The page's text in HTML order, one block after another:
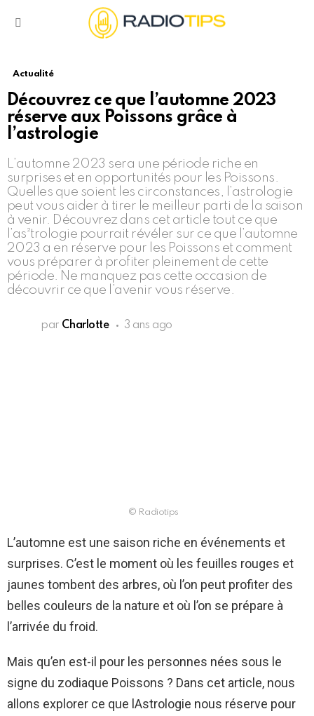
Actualité
Découvrez ce que l’automne 2023
réserve aux Poissons grâce à
l’astrologie
L’automne 2023 sera une période riche en
surprises et en opportunités pour les Poissons.
Quelles que soient les circonstances, l’astrologie
peut vous aider à tirer le meilleur parti de la saison
à venir. Découvrez dans cet article tout ce que
l’as²trologie pourrait révéler sur ce que l’automne
2023 a en réserve pour les Poissons et comment
vous préparer à profiter pleinement de cette
période. Ne manquez pas cette occasion de
découvrir ce que l’avenir vous réserve.
par Charlotte 3 ans ago
© Radiotips
L’automne est une saison riche en événements et
surprises. C’est le moment où les feuilles rouges et
jaunes tombent des arbres, où l’on peut profiter des
belles couleurs de la nature et où l’on se prépare à
l’arrivée du froid.
Mais qu’en est-il pour les personnes nées sous le
signe du zodiaque Poissons ? Dans cet article, nous
allons explorer ce que lAstrologie nous réserve pour